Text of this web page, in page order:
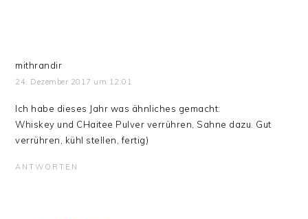
mithrandir
24. Dezember 2017 um 12:01
Ich habe dieses Jahr was ähnliches gemacht:
Whiskey und CHaitee Pulver verrühren, Sahne dazu. Gut
verrühren, kühl stellen, fertig)
ANTWORTEN